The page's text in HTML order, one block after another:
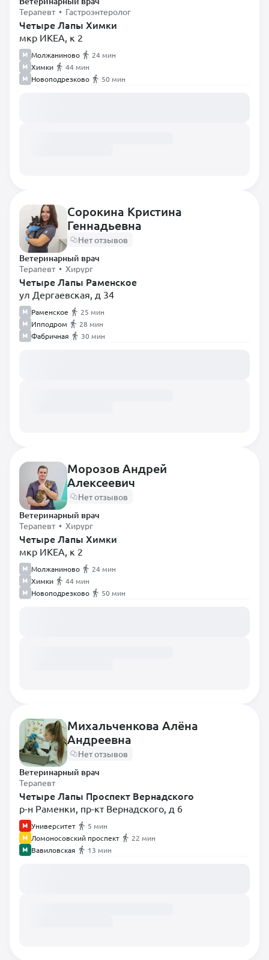
Терапевт • Гастроэнтеролог
Четыре Лапы Химки
мкр ИКЕА, к 2
Молжаниново
24 мин
Химки
44 мин
Новоподрезково
50 мин
Сорокина Кристина
Геннадьевна
Нет отзывов
Ветеринарный врач
Терапевт • Хирург
Четыре Лапы Раменское
ул Дергаевская, д 34
Раменское
25 мин
Ипподром
28 мин
Фабричная
30 мин
Морозов Андрей
Алексеевич
Нет отзывов
Ветеринарный врач
Терапевт • Хирург
Четыре Лапы Химки
мкр ИКЕА, к 2
Молжаниново
24 мин
Химки
44 мин
Новоподрезково
50 мин
Михальченкова Алёна
Андреевна
Нет отзывов
Ветеринарный врач
Терапевт
Четыре Лапы Проспект Вернадского
р-н Раменки, пр-кт Вернадского, д 6
Университет
5 мин
Ломоносовский проспект
22 мин
Вавиловская
13 мин